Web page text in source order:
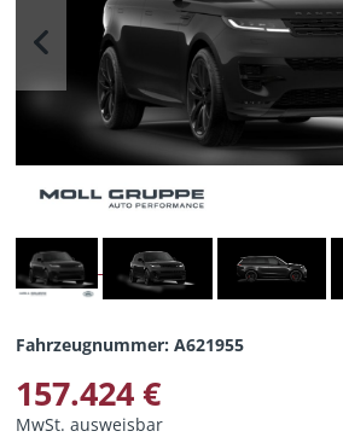
Previous
Fahrzeugnummer: A621955
157.424 €
MwSt. ausweisbar